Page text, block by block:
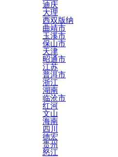
迪庆
大理
西双版纳
曲靖市
玉溪市
保山市
天津
昭通市
江苏
普洱市
浙江
湖南
临沧市
红河
文山
海南
四川
德宏
贵州
怒江